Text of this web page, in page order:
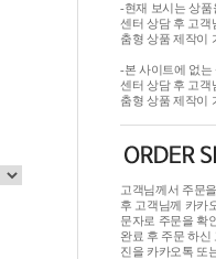
-현재 보시는 상품
센터 상담 후 고객
춤형 상품 제작이
-본 사이트에 없는
센터 상담 후 고객
춤형 상품 제작이
고객님께서 주문
후 고객님께 카카
문자로 주문을 확
완료 후 주문 하신
진을 카카오톡 또